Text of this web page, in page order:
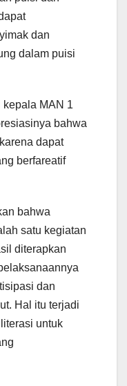
dan
dalam puisi
kepala MAN 1
bahwa
dapat
berfareatif
bahwa
satu kegiatan
diterapkan
dan
Hal itu terjadi
untuk